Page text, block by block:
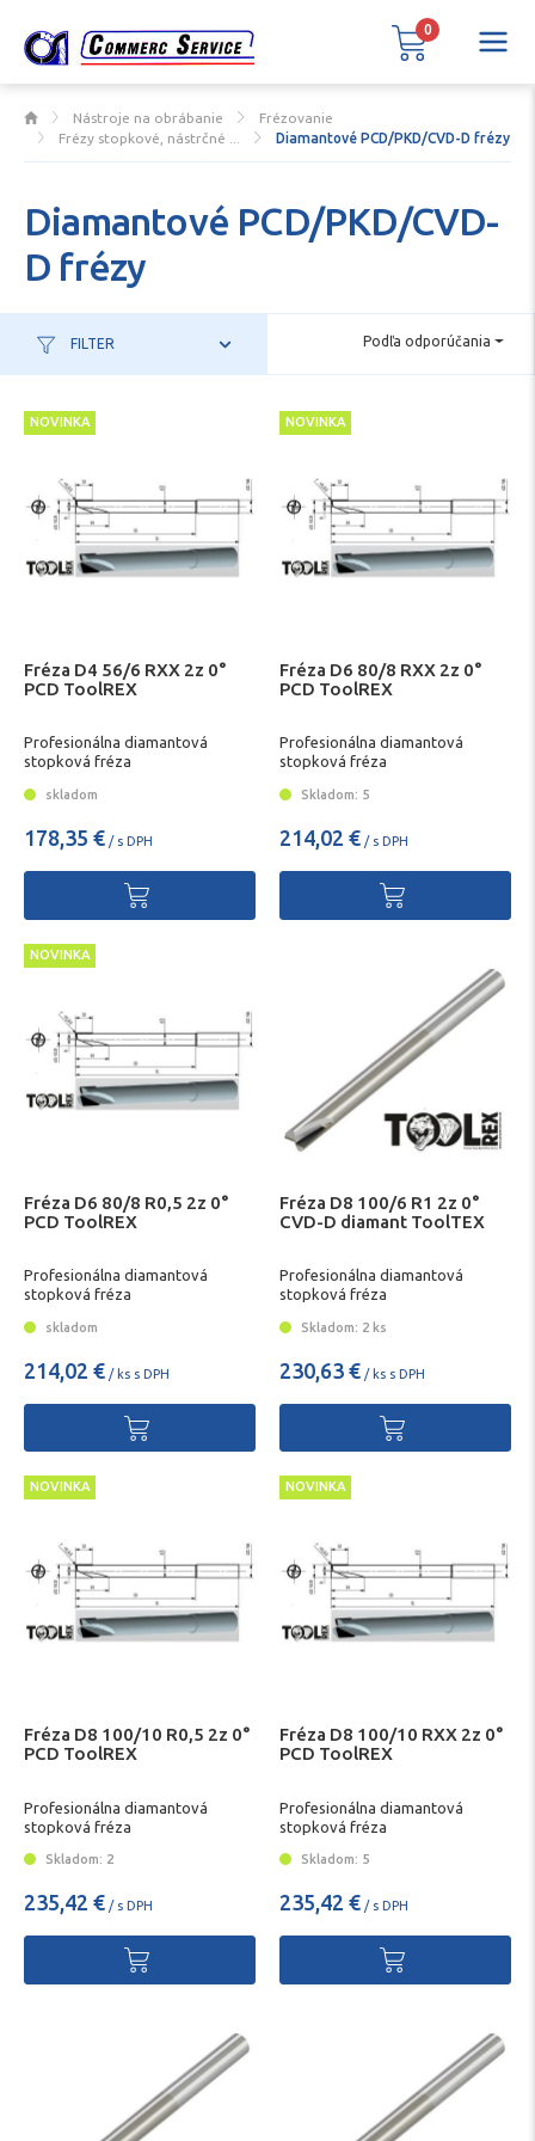
Nástroje na obrábanie
Frézovanie
Frézy stopkové, nástrčné ...
Diamantové PCD/PKD/CVD-D frézy
Diamantové PCD/PKD/CVD-
D frézy
FILTER Podľa odporúčania
NOVINKA
Fréza D4 56/6 RXX 2z 0°
PCD ToolREX
Profesionálna diamantová
stopková fréza
skladom
178,35 € / s DPH
NOVINKA
Fréza D6 80/8 RXX 2z 0°
PCD ToolREX
Profesionálna diamantová
stopková fréza
Skladom: 5
214,02 € / s DPH
NOVINKA
Fréza D6 80/8 R0,5 2z 0°
PCD ToolREX
Profesionálna diamantová
stopková fréza
skladom
214,02 € / ks s DPH
Fréza D8 100/6 R1 2z 0°
CVD-D diamant ToolTEX
Profesionálna diamantová
stopková fréza
Skladom: 2 ks
230,63 € / ks s DPH
NOVINKA
Fréza D8 100/10 R0,5 2z 0°
PCD ToolREX
Profesionálna diamantová
stopková fréza
Skladom: 2
235,42 € / s DPH
NOVINKA
Fréza D8 100/10 RXX 2z 0°
PCD ToolREX
Profesionálna diamantová
stopková fréza
Skladom: 5
235,42 € / s DPH
0